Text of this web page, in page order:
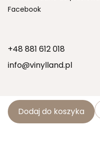
Facebook
+48 881 612 018
info@vinylland.pl
SOCIAL MEDIA
Dodaj do koszyka